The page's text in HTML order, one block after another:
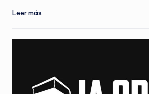
Leer más